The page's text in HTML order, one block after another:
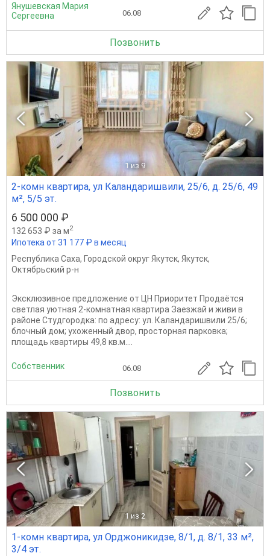
Янушевская Мария
Сергеевна
06.08
Позвонить
1 из 9
2-комн квартира, ул Каландаришвили, 25/6, д. 25/6, 49
м², 5/5 эт.
6 500 000 ₽
132 653 ₽ за м2
Ипотека от 31 177 ₽ в месяц
Республика Саха, Городской округ Якутск, Якутск,
Октябрьский р-н
Эксклюзивное предложение от ЦН Приоритет Продаётся
светлая уютная 2-комнатная квартира Заезжай и живи в
районе Студгородка: по адресу: ул. Каландаришвили 25/6;
блочный дом; ухоженный двор, просторная парковка;
площадь квартиры 49,8 кв.м....
Собственник 06.08
Позвонить
1 из 2
1-комн квартира, ул Орджоникидзе, 8/1, д. 8/1, 33 м²,
3/4 эт.